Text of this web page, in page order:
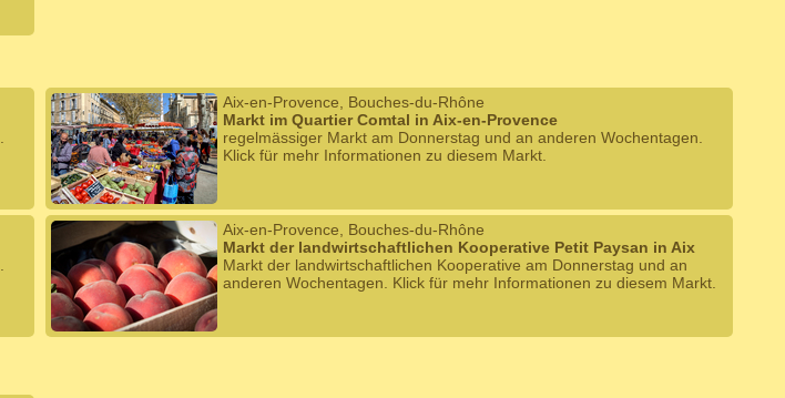
Aix-en-Provence, Bouches-du-Rhône
Markt im Quartier Comtal in Aix-en-Provence
regelmässiger Markt am Donnerstag und an anderen Wochentagen.
Klick für mehr Informationen zu diesem Markt.
Aix-en-Provence, Bouches-du-Rhône
Markt der landwirtschaftlichen Kooperative Petit Paysan in Aix
Markt der landwirtschaftlichen Kooperative am Donnerstag und an
anderen Wochentagen. Klick für mehr Informationen zu diesem Markt.